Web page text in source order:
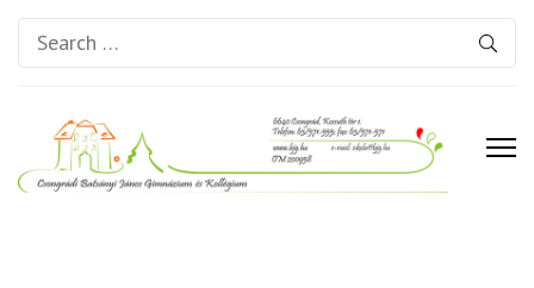
Search
for: